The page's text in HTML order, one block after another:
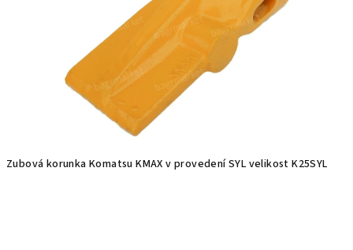
Zubová korunka Komatsu KMAX v provedení SYL velikost K25SYL